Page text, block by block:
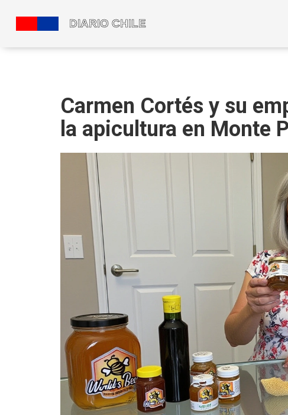
Carmen Cortés y su
la apicultura en Monte